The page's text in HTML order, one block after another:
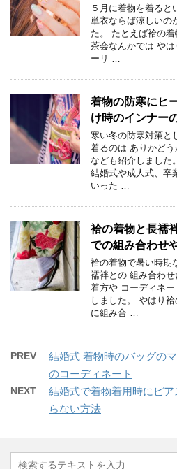
５月に着物を着ると
単衣ならば涼しいの
た。 たとえば袷の
茶会なんかでは や
ーリ …
着物の防寒にヒ
け時のインナー
寒い冬の防寒対策と
着るのは ありかど
なども紹介しました
結婚式や成人式、卒
いった …
袷の着物と長襦
での組み合わせ
袷の着物で暑い時期
襦袢との 組み合わ
着方や コーディネ
しました。 やはり
に組み合 …
PREV
結婚式 着物時のバッグの
のコーディネート
NEXT
結婚式で着物着用時にピ
らない方法